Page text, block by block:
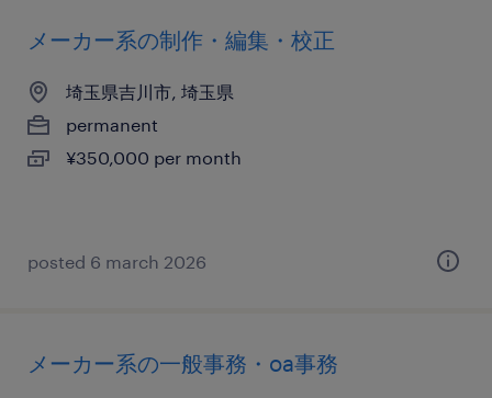
メーカー系の制作・編集・校正
埼玉県吉川市, 埼玉県
permanent
¥350,000 per month
posted 6 march 2026
メーカー系の一般事務・oa事務